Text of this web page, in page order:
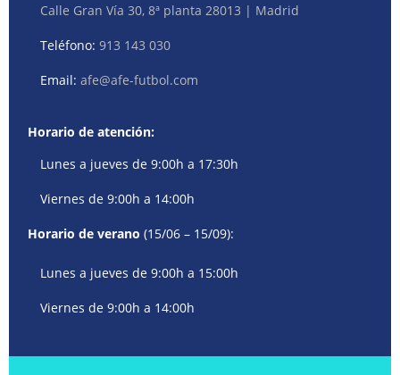
Calle Gran Vía 30, 8ª planta 28013 | Madrid
Teléfono:913 143 030
Email:afe@afe-futbol.com
Horario de atención:
Lunes a jueves de 9:00h a 17:30h
Viernes de 9:00h a 14:00h
Horario de verano (15/06 – 15/09):
Lunes a jueves de 9:00h a 15:00h
Viernes de 9:00h a 14:00h